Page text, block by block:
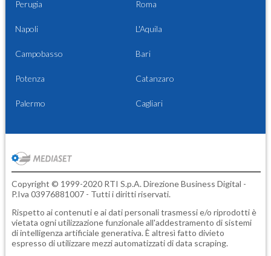
Perugia Roma
Napoli L'Aquila
Campobasso Bari
Potenza Catanzaro
Palermo Cagliari
Copyright © 1999-2020 RTI S.p.A. Direzione Business Digital -
P.Iva 03976881007 - Tutti i diritti riservati.
Rispetto ai contenuti e ai dati personali trasmessi e/o riprodotti è
vietata ogni utilizzazione funzionale all'addestramento di sistemi
di intelligenza artificiale generativa. È altresì fatto divieto
espresso di utilizzare mezzi automatizzati di data scraping.